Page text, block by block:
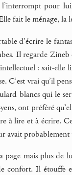
l’interrompt pour
fait le ménage, la
d’écrire le
Il regarde
: sait-elle
C’est vrai qu’il
blancs qui le
ont préféré
à lire et à écrire.
avait
page mais plus de
confort. Il étouffe